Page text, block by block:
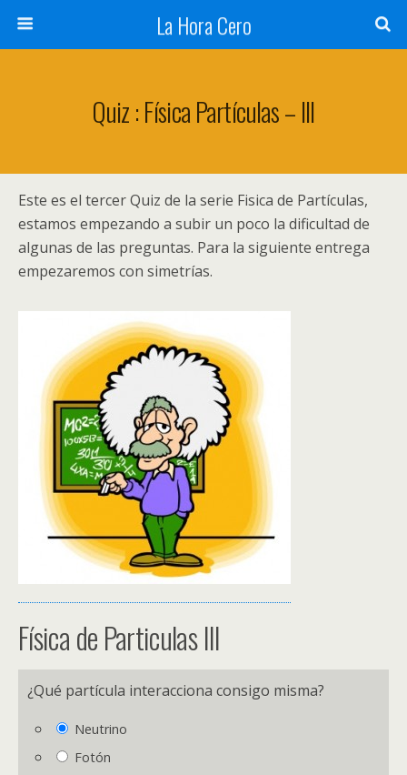
La Hora Cero
Quiz : Física Partículas – III
Este es el tercer Quiz de la serie Fisica de Partículas,
estamos empezando a subir un poco la dificultad de
algunas de las preguntas. Para la siguiente entrega
empezaremos con simetrías.
Física de Particulas III
¿Qué partícula interacciona consigo misma?
Neutrino
Fotón